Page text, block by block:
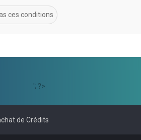
'; ?>
de Crédits